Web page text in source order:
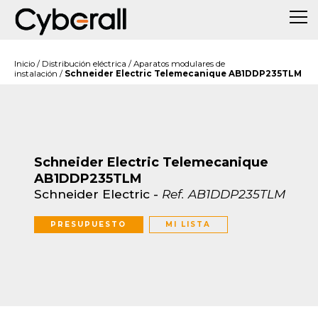
Inicio / Distribución eléctrica / Aparatos modulares de
instalación / Schneider Electric Telemecanique AB1DDP235TLM
Schneider Electric Telemecanique
AB1DDP235TLM
Schneider Electric - Ref. AB1DDP235TLM
PRESUPUESTO MI LISTA